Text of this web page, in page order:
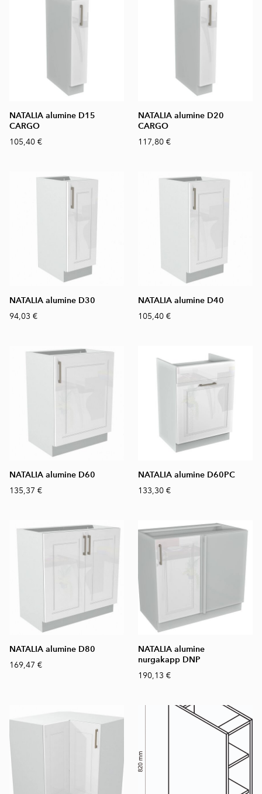
NATALIA alumine D15
CARGO
105,40 €
NATALIA alumine D20
CARGO
117,80 €
NATALIA alumine D30
94,03 €
NATALIA alumine D40
105,40 €
NATALIA alumine D60
135,37 €
NATALIA alumine D60PC
133,30 €
NATALIA alumine D80
169,47 €
NATALIA alumine
nurgakapp DNP
190,13 €